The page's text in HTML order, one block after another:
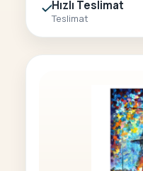
Hızlı Teslimat
Teslimat